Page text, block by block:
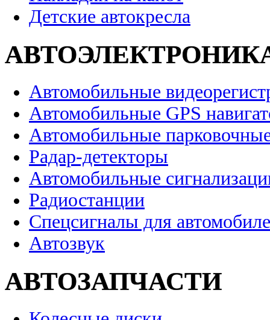
Детские автокресла
Автомобильные
Автомобильные GPS
Автомобильные
Радар-детекторы
Автомобильные
Радиостанции
Спецсигналы для
Автозвук
АВТОЗАПЧАСТИ